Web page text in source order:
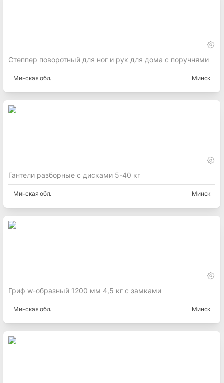
Степпер поворотный для ног и рук для дома с поручнями
Минская обл. Минск
Гантели разборные с дисками 5-40 кг
Минская обл. Минск
Гриф w-образный 1200 мм 4,5 кг с замками
Минская обл. Минск